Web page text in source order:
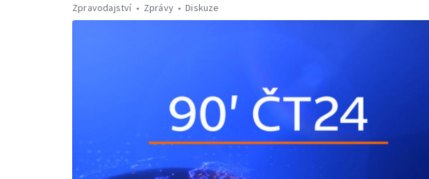
Zpravodajství
Zprávy Diskuze